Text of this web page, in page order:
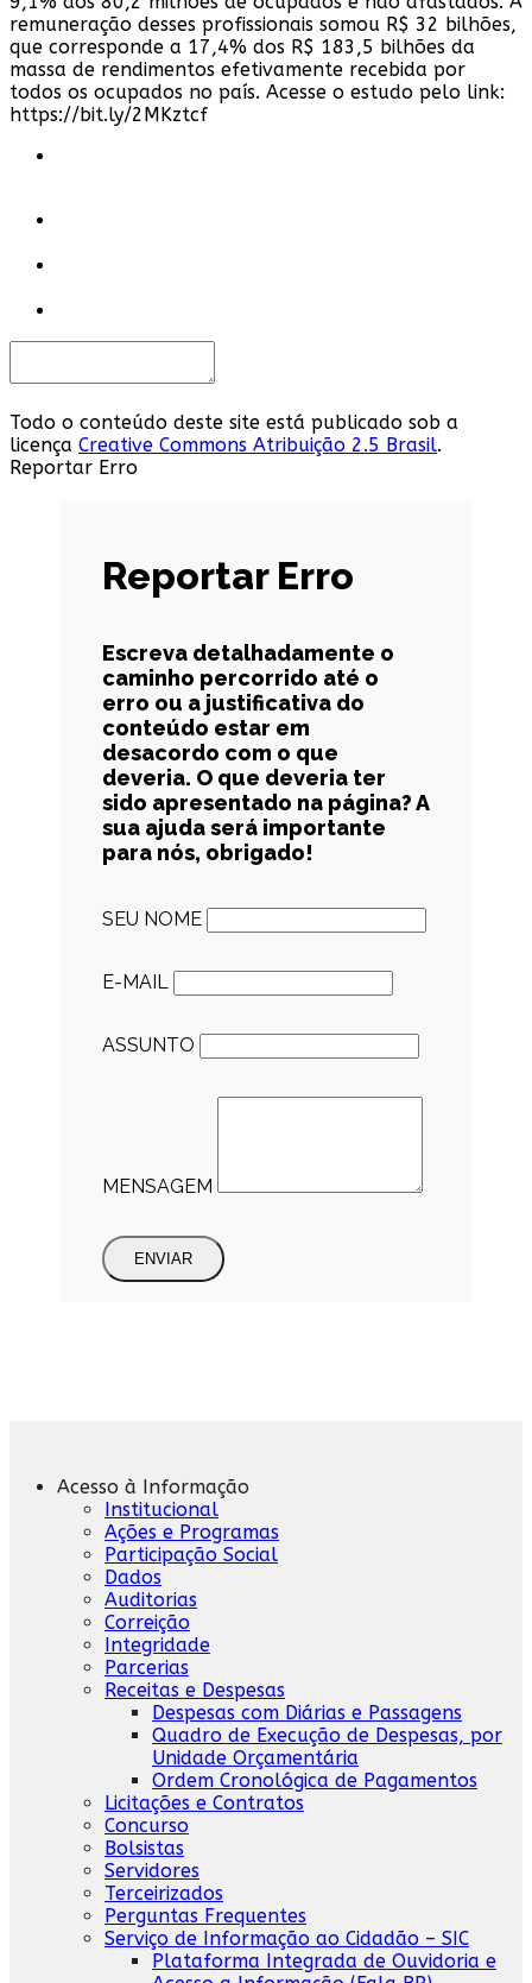
remuneração desses profissionais somou R$ 32 bilhões,
que corresponde a 17,4% dos R$ 183,5 bilhões da
massa de rendimentos efetivamente recebida por
todos os ocupados no país. Acesse o estudo pelo link:
https://bit.ly/2MKztcf​
Todo o conteúdo deste site está publicado sob a
licença Creative Commons Atribuição 2.5 Brasil.
Reportar Erro
Reportar Erro
Escreva detalhadamente o
caminho percorrido até o
erro ou a justificativa do
conteúdo estar em
desacordo com o que
deveria. O que deveria ter
sido apresentado na página? A
sua ajuda será importante
para nós, obrigado!
SEU NOME
E-MAIL
ASSUNTO
MENSAGEM
ENVIAR
Acesso à Informação
Institucional
Ações e Programas
Participação Social
Dados
Auditorias
Correição
Integridade
Parcerias
Receitas e Despesas
Despesas com Diárias e Passagens
Quadro de Execução de Despesas, por
Unidade Orçamentária
Ordem Cronológica de Pagamentos
Licitações e Contratos
Concurso
Bolsistas
Servidores
Terceirizados
Perguntas Frequentes
Serviço de Informação ao Cidadão – SIC
Plataforma Integrada de Ouvidoria e